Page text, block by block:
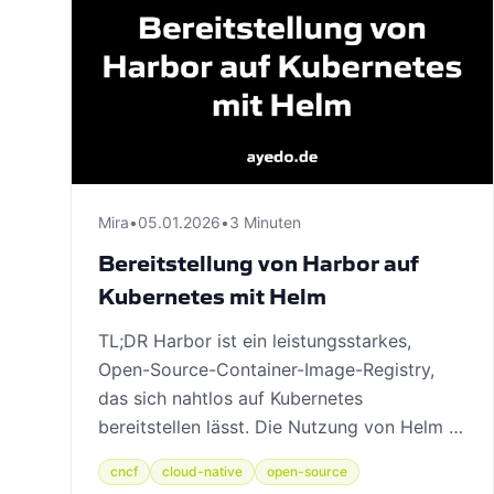
Mira•05.01.2026•3 Minuten
Bereitstellung von Harbor auf
Kubernetes mit Helm
TL;DR Harbor ist ein leistungsstarkes,
Open-Source-Container-Image-Registry,
das sich nahtlos auf Kubernetes
bereitstellen lässt. Die Nutzung von Helm …
cncf cloud-native open-source